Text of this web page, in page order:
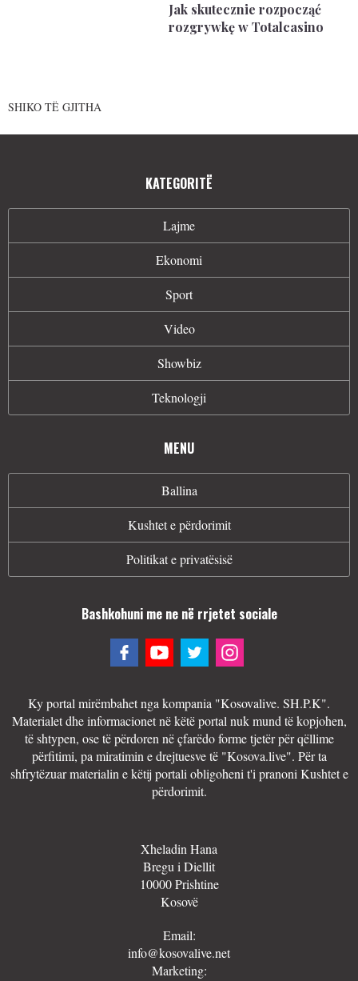
Jak skutecznie rozpocząć
rozgrywkę w Totalcasino
SHIKO TË GJITHA
KATEGORITË
Lajme
Ekonomi
Sport
Video
Showbiz
Teknologji
MENU
Ballina
Kushtet e përdorimit
Politikat e privatësisë
Bashkohuni me ne në rrjetet sociale
Ky portal mirëmbahet nga kompania "Kosovalive. SH.P.K".
Materialet dhe informacionet në këtë portal nuk mund të kopjohen,
të shtypen, ose të përdoren në çfarëdo forme tjetër për qëllime
përfitimi, pa miratimin e drejtuesve të "Kosova.live". Për ta
shfrytëzuar materialin e këtij portali obligoheni t'i pranoni Kushtet e
përdorimit.
Xheladin Hana
Bregu i Diellit
10000 Prishtine
Kosovë
Email:
info@kosovalive.net
Marketing: